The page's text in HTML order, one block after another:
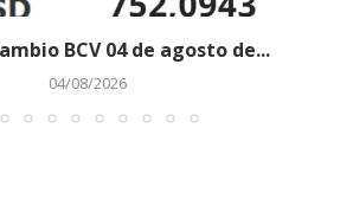
BCV 04 de agosto de...
04/08/2026